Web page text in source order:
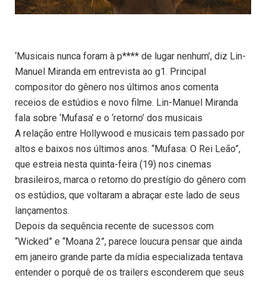
‘Musicais nunca foram à p**** de lugar nenhum’, diz Lin-
Manuel Miranda em entrevista ao g1. Principal
compositor do gênero nos últimos anos comenta
receios de estúdios e novo filme. Lin-Manuel Miranda
fala sobre ‘Mufasa’ e o ‘retorno’ dos musicais
A relação entre Hollywood e musicais tem passado por
altos e baixos nos últimos anos. “Mufasa: O Rei Leão”,
que estreia nesta quinta-feira (19) nos cinemas
brasileiros, marca o retorno do prestígio do gênero com
os estúdios, que voltaram a abraçar este lado de seus
lançamentos.
Depois da sequência recente de sucessos com
“Wicked” e “Moana 2”, parece loucura pensar que ainda
em janeiro grande parte da mídia especializada tentava
entender o porquê de os trailers esconderem que seus